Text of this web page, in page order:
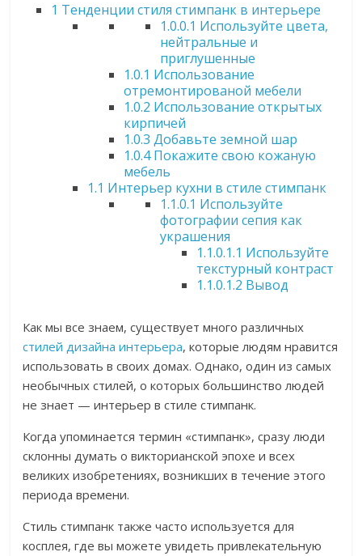
1 Тенденции стиля стимпанк в интерьере
1.0.0.1 Используйте цвета,
нейтральные и
приглушенные
1.0.1 Использование
отремонтированой мебели
1.0.2 Использование открытых
кирпичей
1.0.3 Добавьте земной шар
1.0.4Покажите свою кожаную
мебель
1.1 Интерьер кухни в стиле стимпанк
1.1.0.1 Используйте
фотографии сепия как
украшения
1.1.0.1.1 Используйте
текстурный контраст
1.1.0.1.2 Вывод
Как мы все знаем, существует много различных
стилей дизайна интерьера, которые людям нравится
использовать в своих домах. Однако, один из самых
необычных стилей, о которых большинство людей
не знает — интерьер в стиле стимпанк.
Когда упоминается термин «стимпанк», сразу люди
склонны думать о викторианской эпохе и всех
великих изобретениях, возникших в течение этого
периода времени.
Стиль стимпанк также часто используется для
косплея, где вы можете увидеть привлекательную